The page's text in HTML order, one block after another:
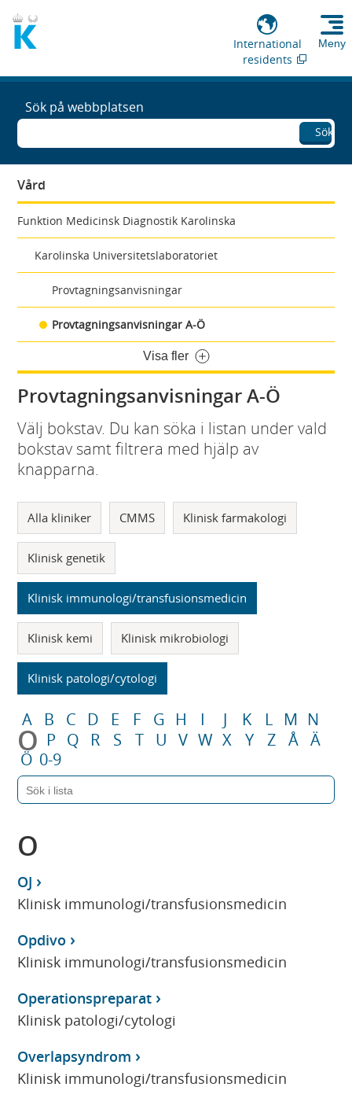
International
residents
Meny
Sök på webbplatsen
Sök
Vård
Funktion Medicinsk Diagnostik Karolinska
Karolinska Universitetslaboratoriet
Provtagningsanvisningar
Provtagningsanvisningar A-Ö
Visa fler
Provtagningsanvisningar A-Ö
Välj bokstav. Du kan söka i listan under vald
bokstav samt filtrera med hjälp av
knapparna.
Alla kliniker CMMS Klinisk farmakologi
Klinisk genetik
Klinisk immunologi/transfusionsmedicin
Klinisk kemi Klinisk mikrobiologi
Klinisk patologi/cytologi
A B C D E F G H I J K L M N
O P Q R S T U V W X Y Z Å Ä
Ö 0-9
O
OJ
Klinisk immunologi/transfusionsmedicin
Opdivo
Klinisk immunologi/transfusionsmedicin
Operationspreparat
Klinisk patologi/cytologi
Overlapsyndrom
Klinisk immunologi/transfusionsmedicin